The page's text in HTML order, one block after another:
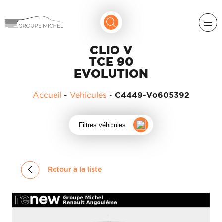
RENAULT
MICROCAR
ACADÉMIE
CLIO V
TCE 90
EVOLUTION
Accueil - Vehicules - C4449-Vo605392
Filtres véhicules
Retour à la liste